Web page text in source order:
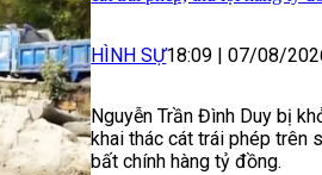
HÌNH SỰ18:09 07/08/
Nguyễn Trần Đình Duy bị
khai thác cát trái phép trên
bất chính hàng tỷ đồng.